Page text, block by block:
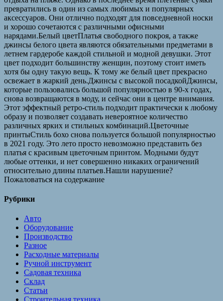
превратились в один из самых любимых и популярных
аксессуаров. Они отлично подходят для повседневной носки
и хорошо сочетаются с различными офисными
нарядами.Белый цветПлатья свободного покроя, а также
джинсы белого цвета являются обязательными предметами в
летнем гардеробе каждой стильной и модной девушки. Этот
цвет подходит большинству женщин, поэтому стоит иметь
хотя бы одну такую вещь. К тому же белый цвет прекрасно
освежает в жаркий день.Джинсы с высокой посадкойДжинсы,
которые пользовались большой популярностью в 90-х годах,
снова возвращаются в моду, и сейчас они в центре внимания.
Этот эффектный ретро-стиль подходит практически к любому
образу и позволяет создавать невероятное количество
различных ярких и стильных комбинаций.Цветочные
принтыСтиль бохо снова пользуется большой популярностью
в 2021 году. Это лето просто невозможно представить без
платья с красивым цветочным принтом. Модными будут
любые оттенки, и нет совершенно никаких ограничений
относительно длины платьев.Нашли нарушение?
Пожаловаться на содержание
Рубрики
Авто
Оборудование
Производство
Разное
Расходные материалы
Ручной инструмент
Садовая техника
Склад
Статьи